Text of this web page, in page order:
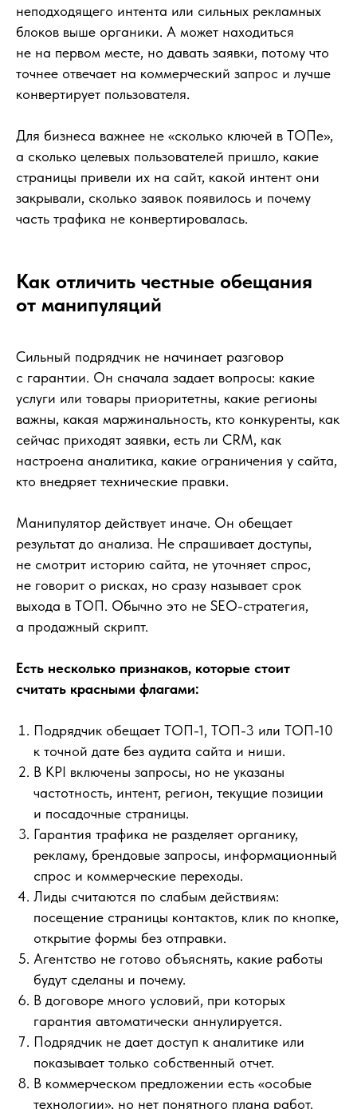
неподходящего интента или сильных рекламных
блоков выше органики. А может находиться
не на первом месте, но давать заявки, потому что
точнее отвечает на коммерческий запрос и лучше
конвертирует пользователя.
Для бизнеса важнее не «сколько ключей в ТОПе»,
а сколько целевых пользователей пришло, какие
страницы привели их на сайт, какой интент они
закрывали, сколько заявок появилось и почему
часть трафика не конвертировалась.
Как отличить честные обещания
от манипуляций
Сильный подрядчик не начинает разговор
с гарантии. Он сначала задает вопросы: какие
услуги или товары приоритетны, какие регионы
важны, какая маржинальность, кто конкуренты, как
сейчас приходят заявки, есть ли CRM, как
настроена аналитика, какие ограничения у сайта,
кто внедряет технические правки.
Манипулятор действует иначе. Он обещает
результат до анализа. Не спрашивает доступы,
не смотрит историю сайта, не уточняет спрос,
не говорит о рисках, но сразу называет срок
выхода в ТОП. Обычно это не SEO-стратегия,
а продажный скрипт.
Есть несколько признаков, которые стоит
считать красными флагами:
Подрядчик обещает ТОП-1, ТОП-3 или ТОП-10
к точной дате без аудита сайта и ниши.
В KPI включены запросы, но не указаны
частотность, интент, регион, текущие позиции
и посадочные страницы.
Гарантия трафика не разделяет органику,
рекламу, брендовые запросы, информационный
спрос и коммерческие переходы.
Лиды считаются по слабым действиям:
посещение страницы контактов, клик по кнопке,
открытие формы без отправки.
Агентство не готово объяснять, какие работы
будут сделаны и почему.
В договоре много условий, при которых
гарантия автоматически аннулируется.
Подрядчик не дает доступ к аналитике или
показывает только собственный отчет.
В коммерческом предложении есть «особые
технологии», но нет понятного плана работ.